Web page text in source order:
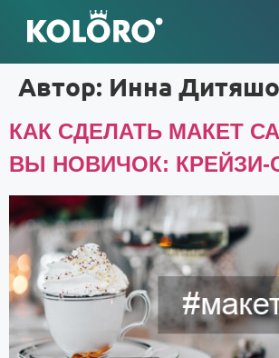
Автор: Инна
КАК СДЕЛАТЬ МАКЕТ
ВЫ НОВИЧОК: